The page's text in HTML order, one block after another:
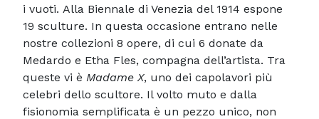
i vuoti. Alla Biennale di Venezia del 1914 espone
19 sculture. In questa occasione entrano nelle
nostre collezioni 8 opere, di cui 6 donate da
Medardo e Etha Fles, compagna dell’artista. Tra
queste vi è Madame X, uno dei capolavori più
celebri dello scultore. Il volto muto e dalla
fisionomia semplificata è un pezzo unico, non